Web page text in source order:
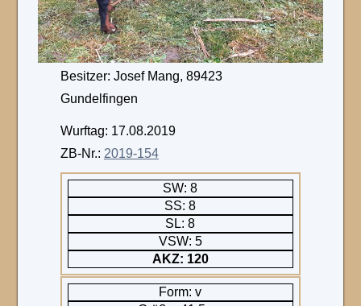
Besitzer: Josef Mang, 89423
Gundelfingen
Wurftag: 17.08.2019
ZB-Nr.: 2019-154
SW: 8
SS: 8
SL: 8
VSW: 5
AKZ: 120
Form: v